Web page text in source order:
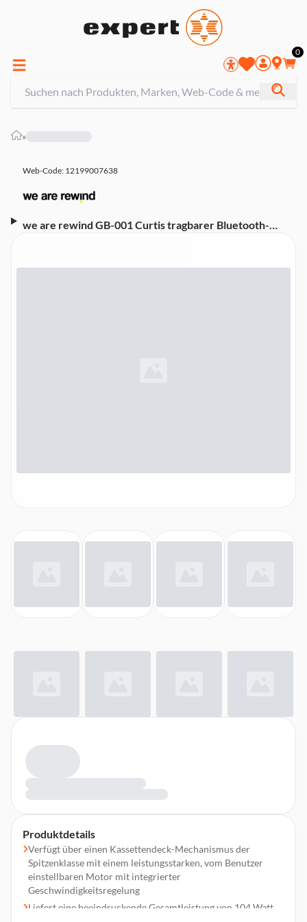
0
»
Web-Code: 12199007638
we are rewind GB-001 Curtis tragbarer Bluetooth-
Produktdetails
Verfügt über einen Kassettendeck-Mechanismus der
Spitzenklasse mit einem leistungsstarken, vom Benutzer
einstellbaren Motor mit integrierter
Geschwindigkeitsregelung
Liefert eine beeindruckende Gesamtleistung von 104 Watt